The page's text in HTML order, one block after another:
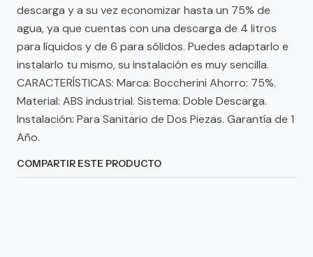
descarga y a su vez economizar hasta un 75% de
agua, ya que cuentas con una descarga de 4 litros
para líquidos y de 6 para sólidos. Puedes adaptarlo e
instalarlo tu mismo, su instalación es muy sencilla.
CARACTERÍSTICAS: Marca: Boccherini Ahorro: 75%.
Material: ABS industrial. Sistema: Doble Descarga.
Instalación: Para Sanitario de Dos Piezas. Garantía de 1
Año.
COMPARTIR ESTE PRODUCTO